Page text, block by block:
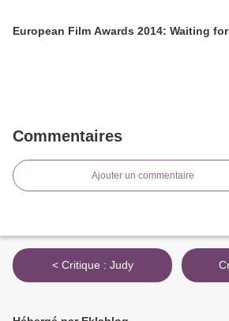
European Film Awards 2014: Waiting
Commentaires
Ajouter un commentaire
< Critique : Judy